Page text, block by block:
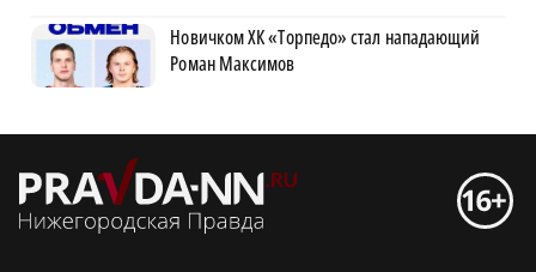
Новичком ХК «Торпедо» стал нападающий
Роман Максимов